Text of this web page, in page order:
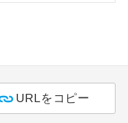
URLをコピー
定なので、ご出発の計
す。
を指定したコースで